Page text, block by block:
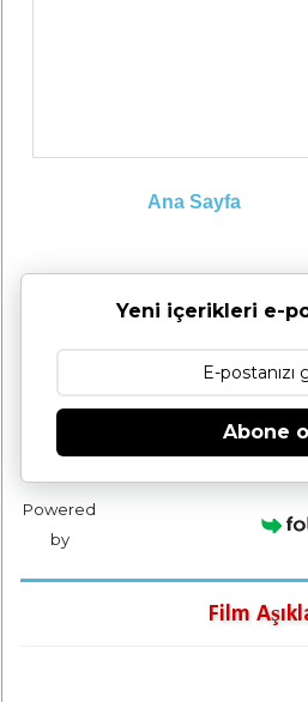
Ana Sayfa
Yeni içerikleri e-
Abone ol
Powered
by
Film